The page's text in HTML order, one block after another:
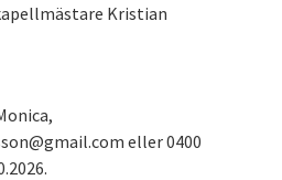
Kristian
eller 0400